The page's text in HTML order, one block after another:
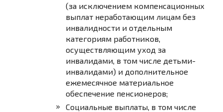
(за исключением компенсационных
выплат неработающим лицам без
инвалидности и отдельным
категориям работников,
осуществляющим уход за
инвалидами, в том числе детьми-
инвалидами) и дополнительное
ежемесячное материальное
обеспечение пенсионеров;
Социальные выплаты, в том числе